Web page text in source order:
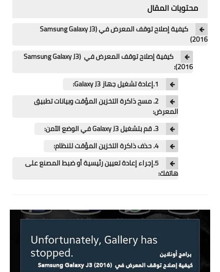
فيسبوك
مقالات
العاب
محتويات المقال
كيفية إصلاح توقف المعرض في (Samsung Galaxy J3
(2016
كيفية إصلاح توقف المعرض في (Samsung Galaxy J3
(2016:
1.إعادة تشغيل جهاز Galaxy J3:
2. مسح ذاكرة التخزين المؤقت وبيانات تطبيق
المعرض:
3. قم بتشغيل Galaxy J3 في الوضع الآمن:
4. حذف ذاكرة التخزين المؤقت للنظام:
5.إجراء إعادة تعيين رئيسية أو ضبط المصنع على
هاتفك: